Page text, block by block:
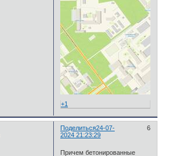
+1
Поделиться 6
24-07-
2024 21:23:29
Причем бетонированные